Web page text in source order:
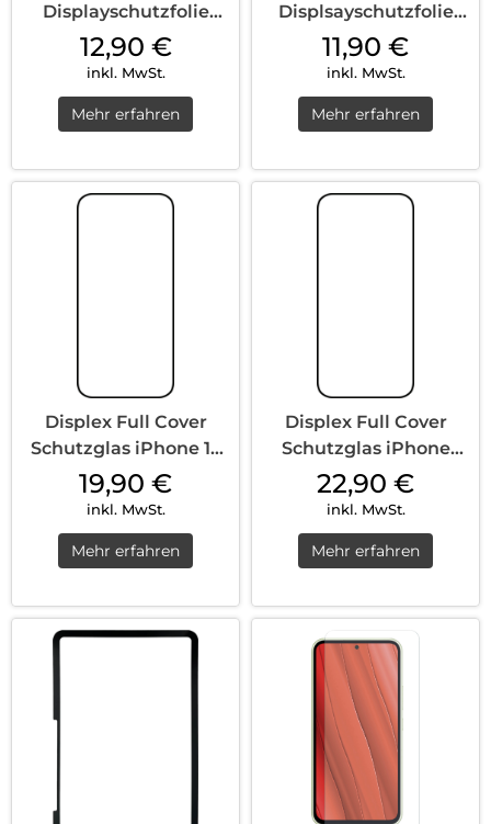
Displayschutzfolie
(9H) iPhone 13
Pro/14/1...
12,90 €
inkl. MwSt.
Mehr erfahren
Displsayschutzfolie
(9H) Galaxy S24
Transp...
11,90 €
inkl. MwSt.
Mehr erfahren
Displex Full Cover
Schutzglas iPhone 15
Pro Max/15...
19,90 €
inkl. MwSt.
Mehr erfahren
Displex Full Cover
Schutzglas iPhone
15/15 Pro Tra...
22,90 €
inkl. MwSt.
Mehr erfahren